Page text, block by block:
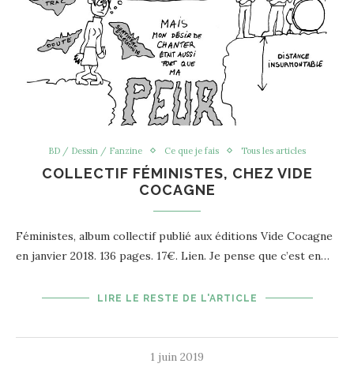
BD / Dessin / Fanzine Ce que je fais Tous les articles
COLLECTIF FÉMINISTES, CHEZ VIDE
COCAGNE
Féministes, album collectif publié aux éditions Vide Cocagne
en janvier 2018. 136 pages. 17€. Lien. Je pense que c’est en…
LIRE LE RESTE DE L'ARTICLE
1 juin 2019